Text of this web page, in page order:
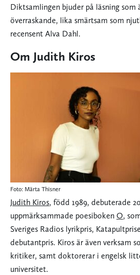
Diktsamlingen bjuder på läsning som
överraskande, lika smärtsam som
recensent Alva Dahl.
Om Judith Kiros
Foto: Märta Thisner
Judith Kiros, född 1989, debuterade
uppmärksammade poesiboken O,
Sveriges Radios lyrikpris,
debutantpris. Kiros är även verksam
kritiker, samt doktorerar i engelsk
universitet.